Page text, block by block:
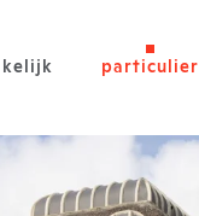
particulier